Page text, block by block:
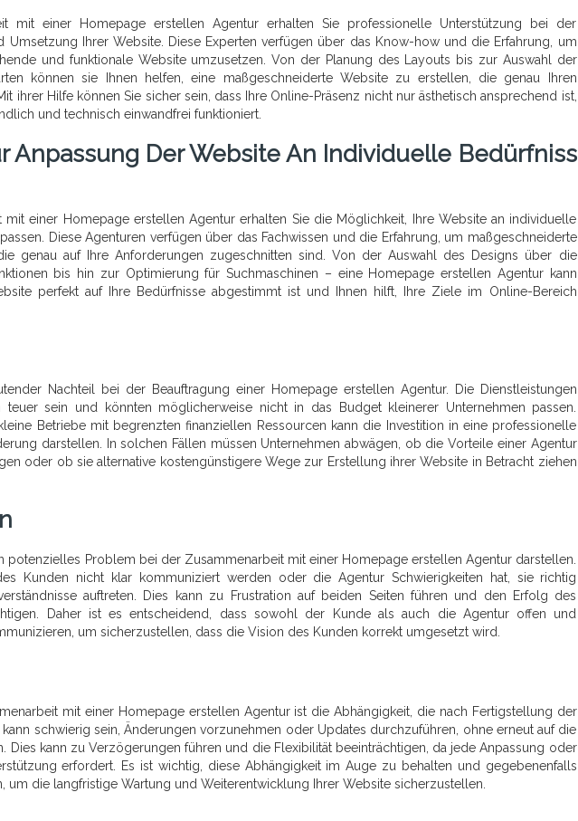
mit einer Homepage erstellen Agentur erhalten Sie professionelle Unterstützung bei der
Umsetzung Ihrer Website. Diese Experten verfügen über das Know-how und die Erfahrung, um
und funktionale Website umzusetzen. Von der Planung des Layouts bis zur Auswahl der
können sie Ihnen helfen, eine maßgeschneiderte Website zu erstellen, die genau Ihren
ihrer Hilfe können Sie sicher sein, dass Ihre Online-Präsenz nicht nur ästhetisch ansprechend ist,
und technisch einwandfrei funktioniert.
Anpassung Der Website An Individuelle Bedürfniss
mit einer Homepage erstellen Agentur erhalten Sie die Möglichkeit, Ihre Website an individuelle
Diese Agenturen verfügen über das Fachwissen und die Erfahrung, um maßgeschneiderte
genau auf Ihre Anforderungen zugeschnitten sind. Von der Auswahl des Designs über die
bis hin zur Optimierung für Suchmaschinen – eine Homepage erstellen Agentur kann
perfekt auf Ihre Bedürfnisse abgestimmt ist und Ihnen hilft, Ihre Ziele im Online-Bereich
Nachteil bei der Beauftragung einer Homepage erstellen Agentur. Die Dienstleistungen
teuer sein und könnten möglicherweise nicht in das Budget kleinerer Unternehmen passen.
Betriebe mit begrenzten finanziellen Ressourcen kann die Investition in eine professionelle
darstellen. In solchen Fällen müssen Unternehmen abwägen, ob die Vorteile einer Agentur
oder ob sie alternative kostengünstigere Wege zur Erstellung ihrer Website in Betracht ziehen
potenzielles Problem bei der Zusammenarbeit mit einer Homepage erstellen Agentur darstellen.
Kunden nicht klar kommuniziert werden oder die Agentur Schwierigkeiten hat, sie richtig
auftreten. Dies kann zu Frustration auf beiden Seiten führen und den Erfolg des
Daher ist es entscheidend, dass sowohl der Kunde als auch die Agentur offen und
um sicherzustellen, dass die Vision des Kunden korrekt umgesetzt wird.
mit einer Homepage erstellen Agentur ist die Abhängigkeit, die nach Fertigstellung der
kann schwierig sein, Änderungen vorzunehmen oder Updates durchzuführen, ohne erneut auf die
Dies kann zu Verzögerungen führen und die Flexibilität beeinträchtigen, da jede Anpassung oder
erfordert. Es ist wichtig, diese Abhängigkeit im Auge zu behalten und gegebenenfalls
um die langfristige Wartung und Weiterentwicklung Ihrer Website sicherzustellen.